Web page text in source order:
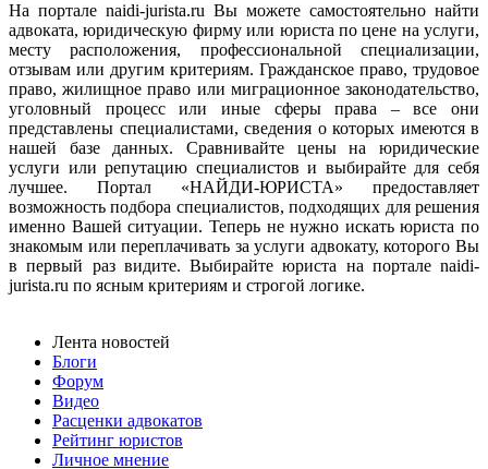
На портале naidi-jurista.ru Вы можете самостоятельно найти
адвоката, юридическую фирму или юриста по цене на услуги,
месту расположения, профессиональной специализации,
отзывам или другим критериям. Гражданское право, трудовое
право, жилищное право или миграционное законодательство,
уголовный процесс или иные сферы права – все они
представлены специалистами, сведения о которых имеются в
нашей базе данных. Сравнивайте цены на юридические
услуги или репутацию специалистов и выбирайте для себя
лучшее. Портал «НАЙДИ-ЮРИСТА» предоставляет
возможность подбора специалистов, подходящих для решения
именно Вашей ситуации. Теперь не нужно искать юриста по
знакомым или переплачивать за услуги адвокату, которого Вы
в первый раз видите. Выбирайте юриста на портале naidi-
jurista.ru по ясным критериям и строгой логике.
Лента новостей
Блоги
Форум
Видео
Расценки адвокатов
Рейтинг юристов
Личное мнение